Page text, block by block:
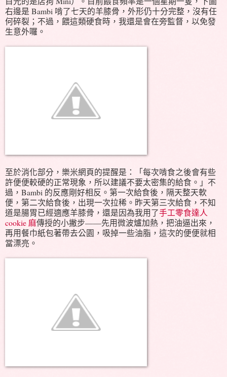
右邊是 Bambi 啃了七天的羊膝骨，外形仍十分完整，沒有任
何碎裂；不過，餵這類硬食時，我還是會在旁監督，以免發
生意外囉。
至於消化部分，樂米網頁的提醒是：「每次啃食之後會有些
許便便較硬的正常現象，所以建議不要太密集的給食。」不
過，Bambi 的反應剛好相反。第一次給食後，隔天整天軟
便，第二次給食後，出現一次拉稀。昨天第三次給食，不知
道是腸胃已經適應羊膝骨，還是因為我用了手工零食達人
cookie 麻傳授的小撇步——先用微波爐加熱，把油逼出來，
再用餐巾紙包著帶去公園，吸掉一些油脂，這次的便便就相
當漂亮。